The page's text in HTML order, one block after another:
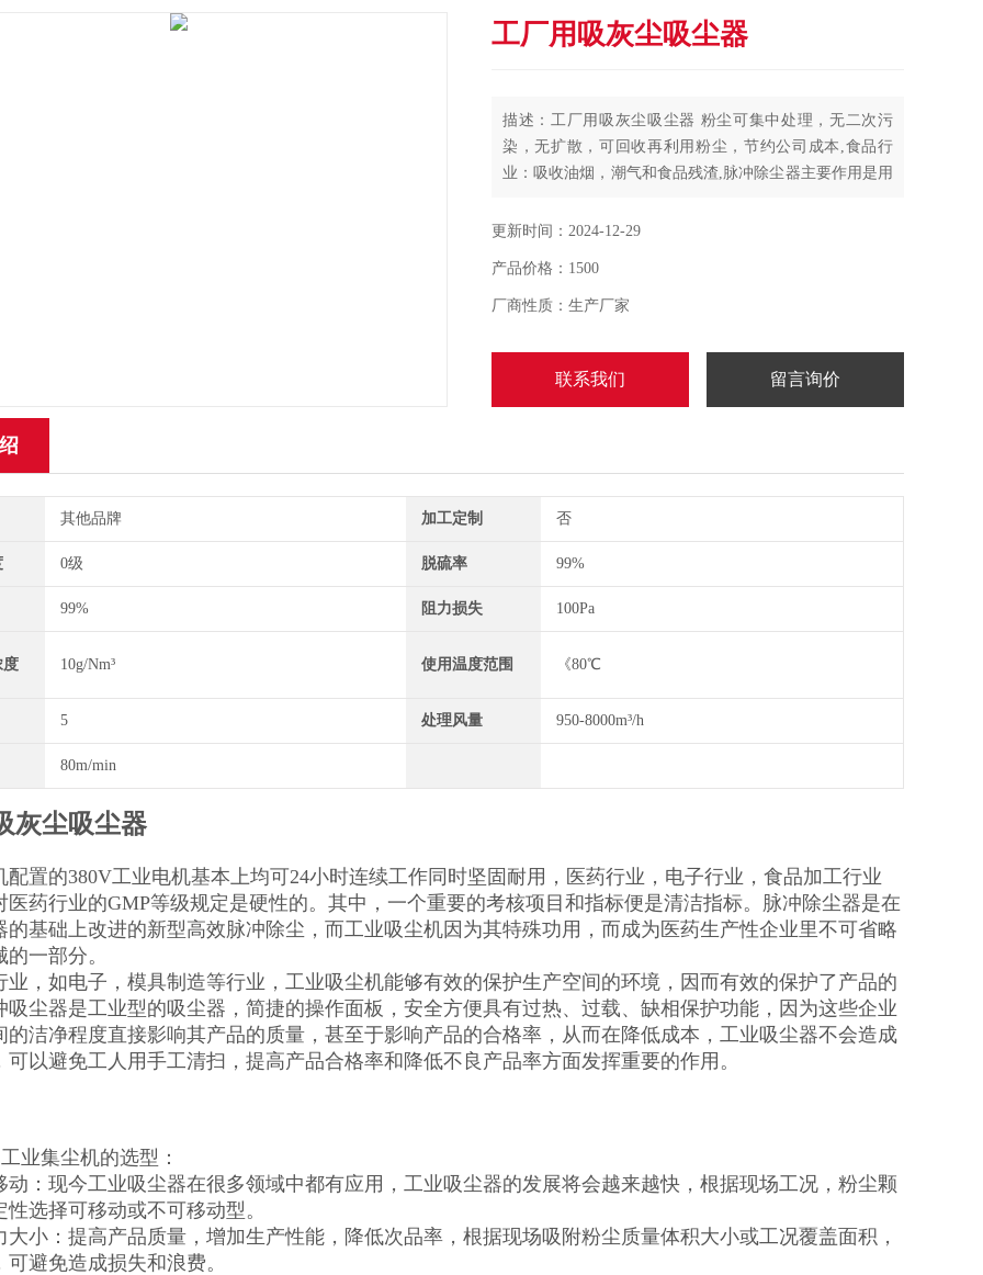
工厂用吸灰尘吸尘器
描述：工厂用吸灰尘吸尘器 粉尘可集中处理，无二次污
染，无扩散，可回收再利用粉尘，节约公司成本,食品行
业：吸收油烟，潮气和食品残渣,脉冲除尘器主要作用是用
集，进行环境清扫
更新时间：2024-12-29
产品价格：1500
厂商性质：生产厂家
联系我们 留言询价
其他品牌 加工定制 否
0级 脱硫率 99%
99% 阻力损失 100Pa
度 10g/Nm³ 使用温度范围 《80℃
5 处理风量 950-8000m³/h
80m/min
灰尘吸尘器
配置的380V工业电机基本上均可24小时连续工作同时坚固耐用，医药行业，电子行业，食品加工行业
医药行业的GMP等级规定是硬性的。其中，一个重要的考核项目和指标便是清洁指标。脉冲除尘器是在
的基础上改进的新型高效脉冲除尘，而工业吸尘机因为其特殊功用，而成为医药生产性企业里不可省略
一部分。
业，如电子，模具制造等行业，工业吸尘机能够有效的保护生产空间的环境，因而有效的保护了产品的
吸尘器是工业型的吸尘器，简捷的操作面板，安全方便具有过热、过载、缺相保护功能，因为这些企业
的洁净程度直接影响其产品的质量，甚至于影响产品的合格率，从而在降低成本，工业吸尘器不会造成
可以避免工人用手工清扫，提高产品合格率和降低不良产品率方面发挥重要的作用。
业集尘机的选型：
动：现今工业吸尘器在很多领域中都有应用，工业吸尘器的发展将会越来越快，根据现场工况，粉尘颗
性选择可移动或不可移动型。
大小：提高产品质量，增加生产性能，降低次品率，根据现场吸附粉尘质量体积大小或工况覆盖面积，
避免造成损失和浪费。